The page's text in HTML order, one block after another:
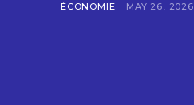
ÉCONOMIE MAY 26, 2026